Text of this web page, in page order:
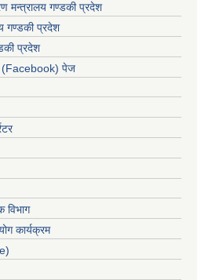
मन्त्रालय गण्डकी प्रदेश
गण्डकी प्रदेश
प्रदेश
(Facebook) पेज
विभाग
कार्यक्रम